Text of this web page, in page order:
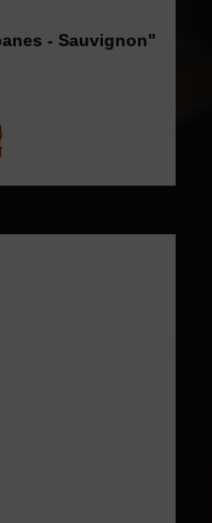
- Sauvignon"